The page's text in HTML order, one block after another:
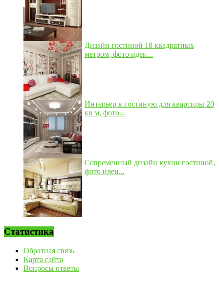
Дизайн гостиной 18 квадратных
метром, фото идеи...
Интерьер в гостиную для квартиры 20
кв м, фото...
Современный дизайн кухни гостиной,
фото идеи...
Статистика
Обратная связь
Карта сайта
Вопросы ответы